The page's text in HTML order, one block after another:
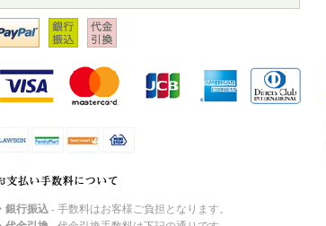
銀行振込 - 手数料はお客様ご負担となります。